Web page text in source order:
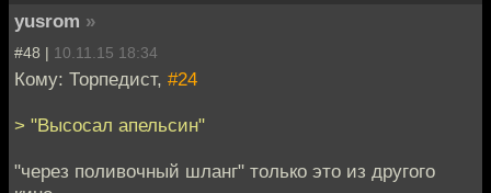
yusrom »
#48 | 10.11.15 18:34
Кому: Торпедист, #24
> "Высосал апельсин"
"через поливочный шланг" только это из другого